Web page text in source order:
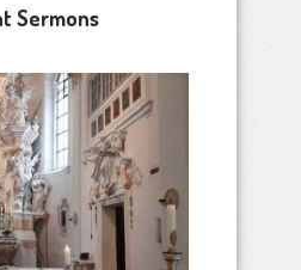
Sermons